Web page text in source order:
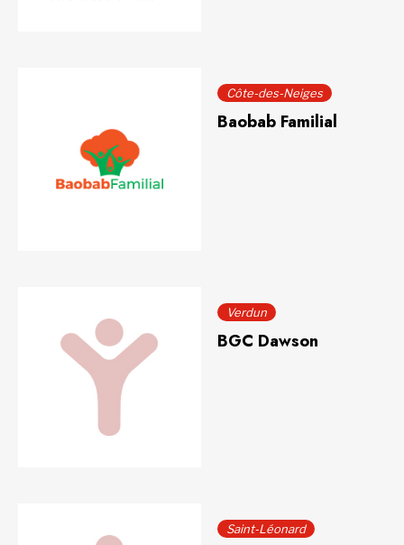
Côte-des-Neiges
Baobab Familial
Verdun
BGC Dawson
Saint-Léonard